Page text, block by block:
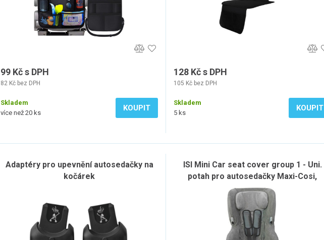
99 Kč s DPH
82 Kč bez DPH
Skladem
více než 20 ks
KOUPIT
128 Kč s DPH
105 Kč bez DPH
Skladem
5 ks
KOUPIT
Adaptéry pro upevnění autosedačky na
kočárek
ISI Mini Car seat cover group 1 - Uni.
potah pro autosedačky Maxi-Cosi,
varianta: 9742-Anthracite